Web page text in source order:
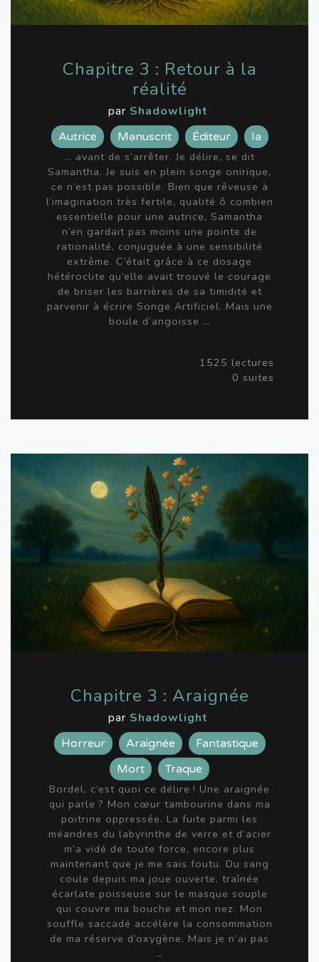
Chapitre 3 : Retour à la
réalité
par Shadowlight
Autrice Manuscrit Éditeur
Ia
… avant de s’arrêter. Je délire, se dit
Samantha. Je suis en plein songe onirique,
ce n’est pas possible. Bien que rêveuse à
l’imagination très fertile, qualité ô combien
essentielle pour une autrice, Samantha
n’en gardait pas moins une pointe de
rationalité, conjuguée à une sensibilité
extrême. C’était grâce à ce dosage
hétéroclite qu’elle avait trouvé le courage
de briser les barrières de sa timidité et
parvenir à écrire Songe Artificiel. Mais une
boule d’angoisse …
1525 lectures
0 suites
Chapitre 3 : Araignée
par Shadowlight
Horreur Araignée
Fantastique
Mort
Traque
Bordel, c’est quoi ce délire ! Une araignée
qui parle ? Mon cœur tambourine dans ma
poitrine oppressée. La fuite parmi les
méandres du labyrinthe de verre et d’acier
m’a vidé de toute force, encore plus
maintenant que je me sais foutu. Du sang
coule depuis ma joue ouverte, traînée
écarlate poisseuse sur le masque souple
qui couvre ma bouche et mon nez. Mon
souffle saccadé accélère la consommation
de ma réserve d’oxygène. Mais je n’ai pas
…